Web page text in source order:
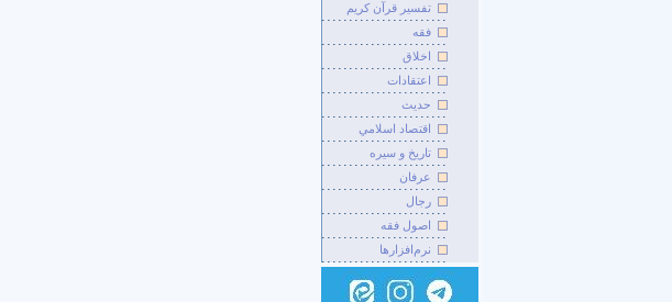
تفسير قرآن کريم
فقه
اخلاق
اعتقادات
حديث
اقتصاد اسلامي
تاريخ و سيره
عرفان
رجال
اصول فقه
نرم‌افزارها